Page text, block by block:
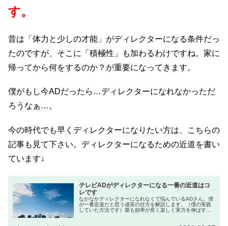
す。
昔は「体力と少しの才能」がディレクターになる条件だっ
たのですが、そこに「積極性」も加わるわけですね。家に
帰ってから何をするのか？が重要になってきます。
僕がもし今ADだったら…ディレクターになれなかっただ
ろうなぁ…。
今の時代でも早くディレクターになりたい方は、こちらの
記事も見て下さい。ディレクターになるための近道を書い
ています↓
テレビADがディレクターになる一番の近道はコ
レです
なかなかディレクターになれなくて悩んでいるADさん。僕
が一番近道だと思う成長の仕方を解説します。（僕の実践
していた方法です）最も効率が良く楽しく実力を伸ばす方